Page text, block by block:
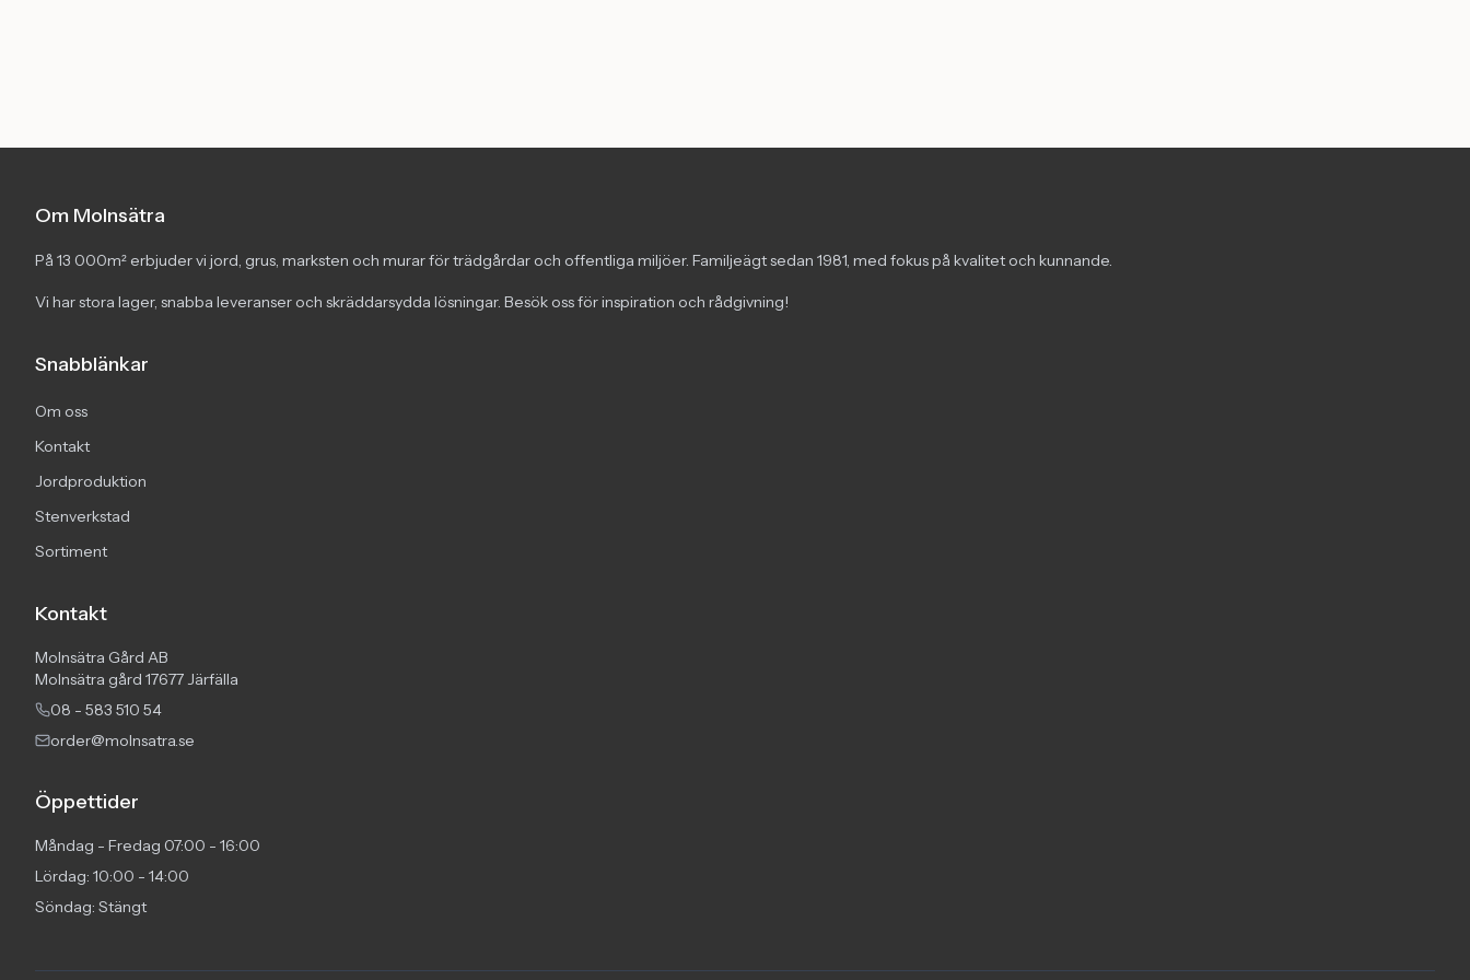
Om Molnsätra
På 13 000m² erbjuder vi jord, grus, marksten och murar för trädgårdar och offentliga miljöer. Familjeägt sedan 1981, med fokus på kvalitet och kunnande.
Vi har stora lager, snabba leveranser och skräddarsydda lösningar. Besök oss för inspiration och rådgivning!
Snabblänkar
Om oss
Kontakt
Jordproduktion
Stenverkstad
Sortiment
Kontakt
Molnsätra Gård AB
Molnsätra gård 17677 Järfälla
08 - 583 510 54
order@molnsatra.se
Öppettider
Måndag - Fredag 07:00 - 16:00
Lördag: 10:00 - 14:00
Söndag: Stängt